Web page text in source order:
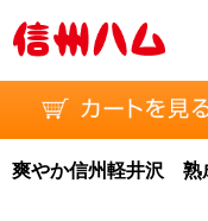
爽やか信州軽井沢 熟